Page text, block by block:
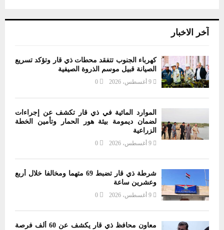
آخر الاخبار
كهرباء الجنوب تتفقد محطات ذي قار وتؤكد تسريع
الصيانة قبيل موسم الذروة الصيفية
9 أغسطس، 2026 0
الموارد المائية في ذي قار تكشف عن إجراءات
لضمان ديمومة بيئة هور الحمار وتأمين الخطة
الزراعية
9 أغسطس، 2026 0
شرطة ذي قار تضبط 69 متهما ومخالفا خلال أربع
وعشرين ساعة
9 أغسطس، 2026 0
معاون محافظ ذي قار يكشف عن 60 ألف فرصة